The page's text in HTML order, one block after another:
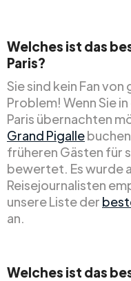
Welches ist das
Paris?
Sie sind kein Fan
Problem! Wenn Sie
Paris übernachten
Grand Pigalle
früheren Gästen für
bewertet. Es wurde
Reisejournalisten
unsere Liste der
an.
Welches ist das